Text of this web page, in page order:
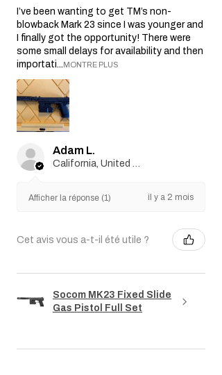
I’ve been wanting to get TM’s non-
blowback Mark 23 since I was younger and
I finally got the opportunity! There were
some small delays for availability and then
importati... MONTRE PLUS
Adam L.
California, United States
Afficher la réponse (1) il y a 2 mois
Cet avis vous a-t-il été utile ?
Socom MK23 Fixed Slide
Gas Pistol Full Set